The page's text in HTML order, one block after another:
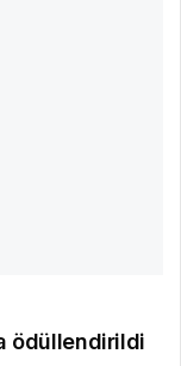
ödüllendirildi